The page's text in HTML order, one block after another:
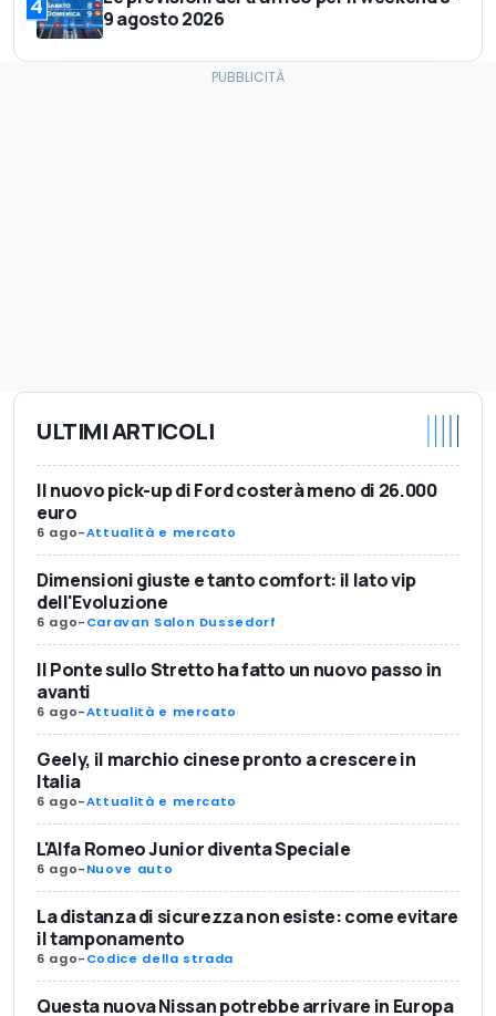
9 agosto 2026
ULTIMI ARTICOLI
Il nuovo pick-up di Ford costerà meno di 26.000
euro
6 ago-Attualità e mercato
Dimensioni giuste e tanto comfort: il lato vip
dell'Evoluzione
6 ago-Caravan Salon Dussedorf
Il Ponte sullo Stretto ha fatto un nuovo passo in
avanti
6 ago-Attualità e mercato
Geely, il marchio cinese pronto a crescere in
Italia
6 ago-Attualità e mercato
L'Alfa Romeo Junior diventa Speciale
6 ago-Nuove auto
La distanza di sicurezza non esiste: come evitare
il tamponamento
6 ago-Codice della strada
Questa nuova Nissan potrebbe arrivare in Europa